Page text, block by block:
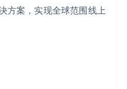
方案，实现全球范围线上